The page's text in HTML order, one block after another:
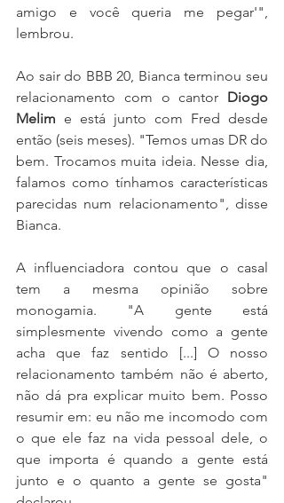
amigo e você queria me pegar'",
lembrou.
Ao sair do BBB 20, Bianca terminou seu
relacionamento com o cantor Diogo
Melim e está junto com Fred desde
então (seis meses). "Temos umas DR do
bem. Trocamos muita ideia. Nesse dia,
falamos como tínhamos características
parecidas num relacionamento", disse
Bianca.
A influenciadora contou que o casal
tem a mesma opinião sobre
monogamia. "A gente está
simplesmente vivendo como a gente
acha que faz sentido [...] O nosso
relacionamento também não é aberto,
não dá pra explicar muito bem. Posso
resumir em: eu não me incomodo com
o que ele faz na vida pessoal dele, o
que importa é quando a gente está
junto e o quanto a gente se gosta"